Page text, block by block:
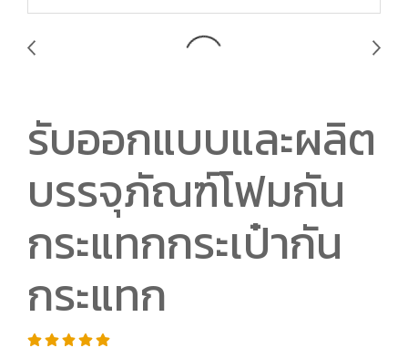
รับออกแบบและผลิต
บรรจุภัณฑ์โฟมกัน
กระแทกกระเป๋ากัน
กระแทก